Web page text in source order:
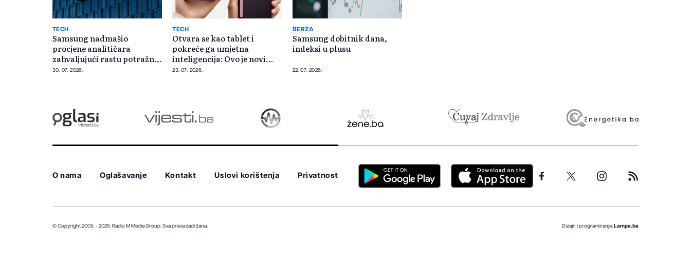
TECH
Samsung nadmašio
procjene analitičara
zahvaljujući rastu potražnje
za AI čipovima
30. 07. 2026.
TECH
Otvara se kao tablet i
pokreće ga umjetna
inteligencija: Ovo je novi
Samsungov telefon
23. 07. 2026.
BERZA
Samsung dobitnik dana,
indeksi u plusu
22. 07. 2026.
O nama Oglašavanje Kontakt Uslovi korištenja Privatnost
© Copyright 2005. - 2026. Radio M Media Group. Sva prava zadržana. Dizajn i programiranje: Lampa.ba